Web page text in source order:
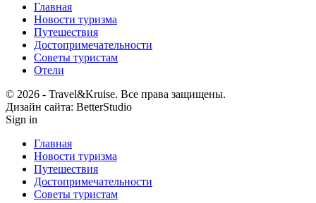
Главная
Новости туризма
Путешествия
Достопримечательности
Советы туристам
Отели
© 2026 - ​​Travel&Kruise. Все права защищены.
Дизайн сайта: BetterStudio
Sign in
Главная
Новости туризма
Путешествия
Достопримечательности
Советы туристам